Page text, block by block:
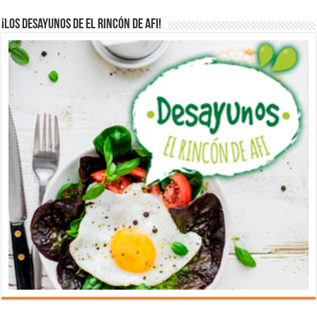
¡Los desayunos de El Rincón de Afi!